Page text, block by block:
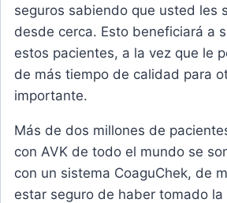
seguros sabiendo que usted les
desde cerca. Esto beneficiará a
estos pacientes, a la vez que le
de más tiempo de calidad para
importante.
Más de dos millones de
con AVK de todo el mundo se
con un sistema CoaguChek, de
estar seguro de haber tomado